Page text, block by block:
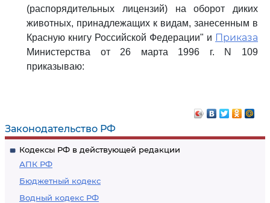
Законодательство РФ
Кодексы РФ в действующей редакции
АПК РФ
Бюджетный кодекс
Водный кодекс РФ
(распорядительных лицензий) на оборот диких
животных, принадлежащих к видам, занесенным в
Красную книгу Российской Федерации" и Приказа
Министерства от 26 марта 1996 г. N 109
приказываю: